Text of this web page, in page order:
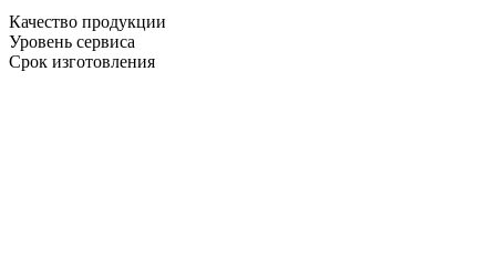
Качество продукции
Уровень сервиса
Срок изготовления